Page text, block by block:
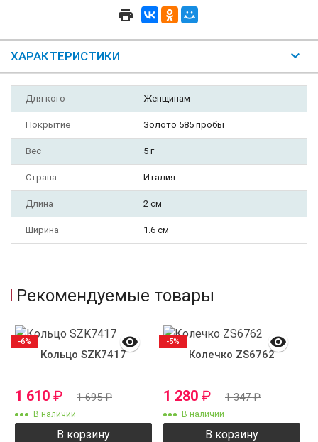
ХАРАКТЕРИСТИКИ
Для кого Женщинам
Покрытие Золото 585 пробы
Вес 5 г
Страна Италия
Длина 2 см
Ширина 1.6 см
Рекомендуемые товары
Кольцо SZK7417
1 610 ₽ 1 695₽
В наличии
В корзину
-6%
Колечко ZS6762
1 280 ₽ 1 347₽
В наличии
В корзину
-5%